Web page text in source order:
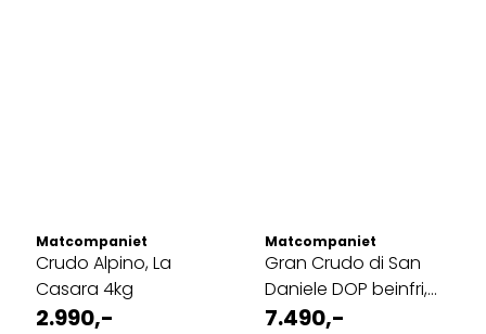
Matcompaniet
Crudo Alpino, La
Casara 4kg
2.990,-
Matcompaniet
Gran Crudo di San
Daniele DOP beinfri,
Edizione Franchi ca ...
7.490,-